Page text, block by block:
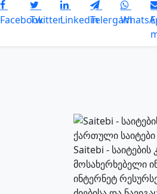
FacebookTwitterLinkedinTelergam
Saitebi -
მოსახერხებელი
ინტერნეტ